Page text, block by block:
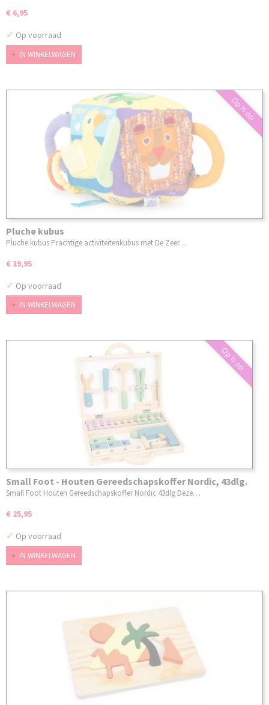
€ 6,95
✓ Op voorraad
IN WINKELWAGEN
Op is op
Pluche kubus
Pluche kubus Prachtige activiteitenkubus met De Zeer…
€ 19,95
✓ Op voorraad
IN WINKELWAGEN
Op is op
Small Foot - Houten Gereedschapskoffer Nordic, 43dlg.
Small Foot Houten Gereedschapskoffer Nordic 43dlg Deze…
€ 25,95
✓ Op voorraad
IN WINKELWAGEN